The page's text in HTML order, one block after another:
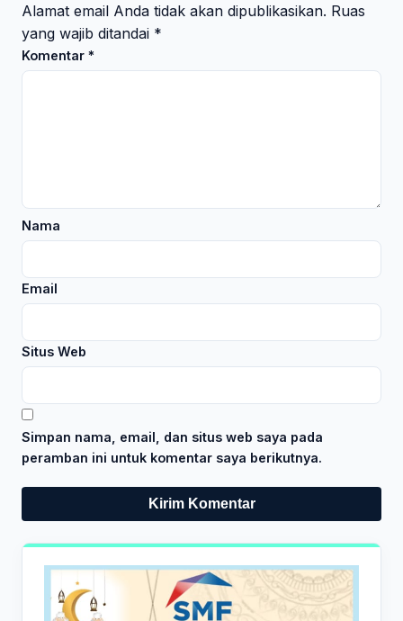
Alamat email Anda tidak akan dipublikasikan. Ruas
yang wajib ditandai *
Komentar *
Nama
Email
Situs Web
Simpan nama, email, dan situs web saya pada
peramban ini untuk komentar saya berikutnya.